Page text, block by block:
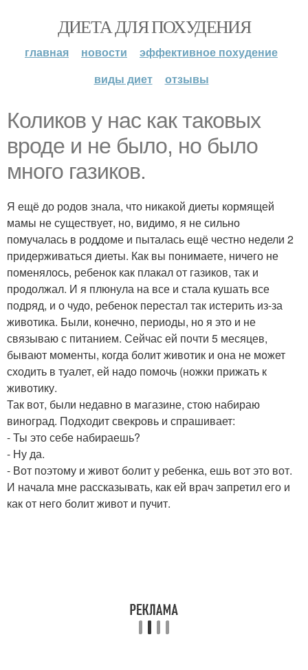
ДИЕТА ДЛЯ ПОХУДЕНИЯ
главная новости
эффективное похудение
виды диет
отзывы
Коликов у нас как таковых
вроде и не было, но было
много газиков.
Я ещё до родов знала, что никакой диеты кормящей
мамы не существует, но, видимо, я не сильно
помучалась в роддоме и пыталась ещё честно недели 2
придерживаться диеты. Как вы понимаете, ничего не
поменялось, ребенок как плакал от газиков, так и
продолжал. И я плюнула на все и стала кушать все
подряд, и о чудо, ребенок перестал так истерить из-за
животика. Были, конечно, периоды, но я это и не
связываю с питанием. Сейчас ей почти 5 месяцев,
бывают моменты, когда болит животик и она не может
сходить в туалет, ей надо помочь (ножки прижать к
животику.
Так вот, были недавно в магазине, стою набираю
виноград. Подходит свекровь и спрашивает:
- Ты это себе набираешь?
- Ну да.
- Вот поэтому и живот болит у ребенка, ешь вот это вот.
И начала мне рассказывать, как ей врач запретил его и
как от него болит живот и пучит.